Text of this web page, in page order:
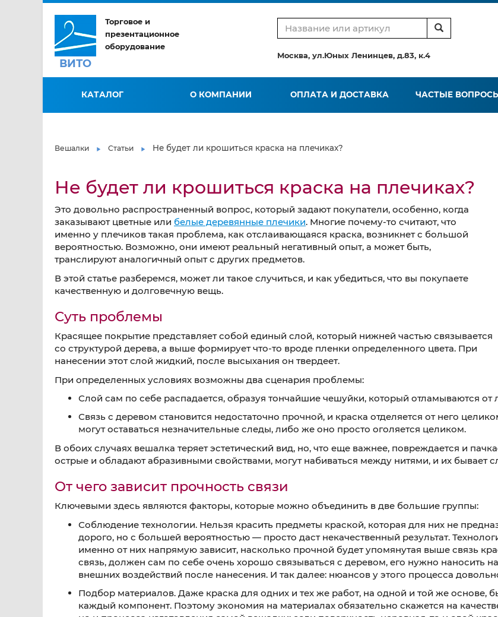
ВИТО
Торговое и
презентационное
оборудование
Москва, ул.Юных Ленинцев, д.83, к.4
КАТАЛОГ О КОМПАНИИ ОПЛАТА И ДОСТАВКА ЧАСТЫЕ
Вешалки Статьи Не будет ли крошиться краска на плечиках?
Не будет ли крошиться краска на плечиках?
Это довольно распространенный вопрос, который задают покупатели, особенно, когда
заказывают цветные или белые деревянные плечики. Многие почему-то считают, что
именно у плечиков такая проблема, как отслаивающаяся краска, возникнет с большой
вероятностью. Возможно, они имеют реальный негативный опыт, а может быть,
транслируют аналогичный опыт с других предметов.
В этой статье разберемся, может ли такое случиться, и как убедиться, что вы покупаете
качественную и долговечную вещь.
Суть проблемы
Красящее покрытие представляет собой единый слой, который нижней частью связывается
со структурой дерева, а выше формирует что-то вроде пленки определенного цвета. При
нанесении этот слой жидкий, после высыхания он твердеет.
При определенных условиях возможны два сценария проблемы:
Слой сам по себе распадается, образуя тончайшие чешуйки, который отламываются
Связь с деревом становится недостаточно прочной, и краска отделяется от него
могут оставаться незначительные следы, либо же оно просто оголяется целиком.
В обоих случаях вешалка теряет эстетический вид, но, что еще важнее, повреждается и
острые и обладают абразивными свойствами, могут набиваться между нитями, и их бывает
От чего зависит прочность связи
Ключевыми здесь являются факторы, которые можно объединить в две большие группы:
Соблюдение технологии. Нельзя красить предметы краской, которая для них не
дорого, но с большей вероятностью — просто даст некачественный результат.
именно от них напрямую зависит, насколько прочной будет упомянутая выше связь
связь, должен сам по себе очень хорошо связываться с деревом, его нужно наносить
внешних воздействий после нанесения. И так далее: нюансов у этого процесса
Подбор материалов. Даже краска для одних и тех же работ, на одной и той же основе,
каждый компонент. Поэтому экономия на материалах обязательно скажется на